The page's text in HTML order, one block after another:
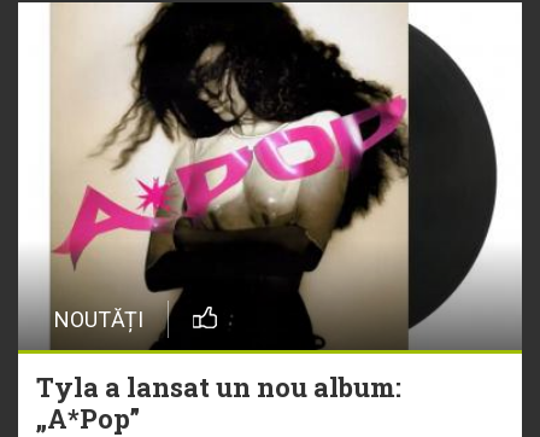
NOUTĂȚI
Tyla a lansat un nou album:
„A*Pop”